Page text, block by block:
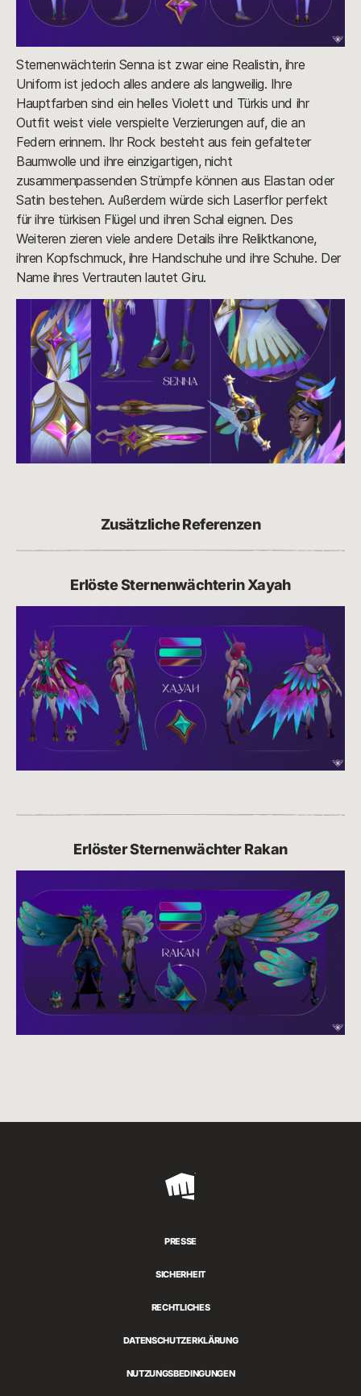
Sternenwächterin Senna ist zwar eine Realistin, ihre
Uniform ist jedoch alles andere als langweilig. Ihre
Hauptfarben sind ein helles Violett und Türkis und ihr
Outfit weist viele verspielte Verzierungen auf, die an
Federn erinnern. Ihr Rock besteht aus fein gefalteter
Baumwolle und ihre einzigartigen, nicht
zusammenpassenden Strümpfe können aus Elastan oder
Satin bestehen. Außerdem würde sich Laserflor perfekt
für ihre türkisen Flügel und ihren Schal eignen. Des
Weiteren zieren viele andere Details ihre Reliktkanone,
ihren Kopfschmuck, ihre Handschuhe und ihre Schuhe. Der
Name ihres Vertrauten lautet Giru.
Zusätzliche Referenzen
Erlöste Sternenwächterin Xayah
Erlöster Sternenwächter Rakan
Riot
PRESSE
SICHERHEIT
RECHTLICHES
DATENSCHUTZERKLÄRUNG
NUTZUNGSBEDINGUNGEN